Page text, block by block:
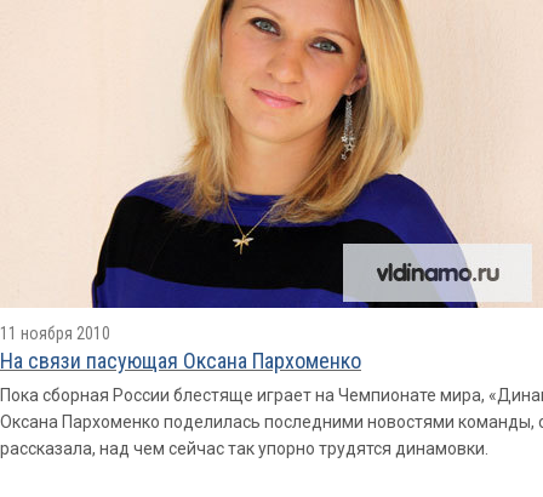
11 ноября 2010
На связи пасующая Оксана Пархоменко
Пока сборная России блестяще играет на Чемпионате мира,
Оксана Пархоменко поделилась последними новостями
рассказала, над чем сейчас так упорно трудятся динамовки.